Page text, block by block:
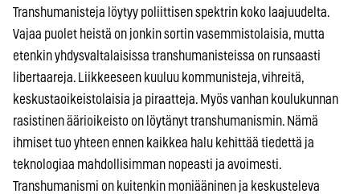
Transhumanisteja löytyy poliittisen spektrin koko laajuudelta.
Vajaa puolet heistä on jonkin sortin vasemmistolaisia, mutta
etenkin yhdysvaltalaisissa transhumanisteissa on runsaasti
libertaareja. Liikkeeseen kuuluu kommunisteja, vihreitä,
keskustaoikeistolaisia ja piraatteja. Myös vanhan koulukunnan
rasistinen äärioikeisto on löytänyt transhumanismin. Nämä
ihmiset tuo yhteen ennen kaikkea halu kehittää tiedettä ja
teknologiaa mahdollisimman nopeasti ja avoimesti.
Transhumanismi on kuitenkin moniääninen ja keskusteleva